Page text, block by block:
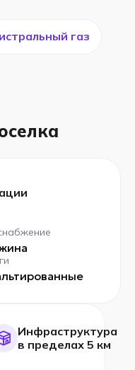
газ
Инфраструктура
в пределах 5 км